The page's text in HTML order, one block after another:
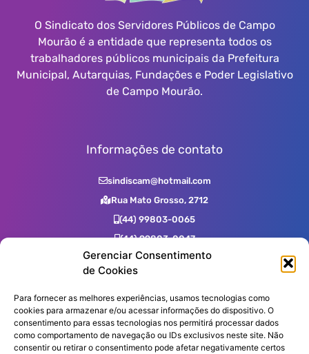
Gerenciar Consentimento
de Cookies
Para fornecer as melhores experiências, usamos tecnologias como
cookies para armazenar e/ou acessar informações do dispositivo. O
consentimento para essas tecnologias nos permitirá processar dados
como comportamento de navegação ou IDs exclusivos neste site. Não
consentir ou retirar o consentimento pode afetar negativamente certos
O Sindicato dos Servidores Públicos de Campo
Mourão é a entidade que representa todos os
trabalhadores públicos municipais da Prefeitura
Municipal, Autarquias, Fundações e Poder Legislativo
de Campo Mourão.
Informações de contato
sindiscam@hotmail.com
Rua Mato Grosso, 2712
(44) 99803-0065
(44) 99803-0047
(44) 99731-0400
(44) 3523-2725
(44) 3523-7539
Assine nossa Newsletter!